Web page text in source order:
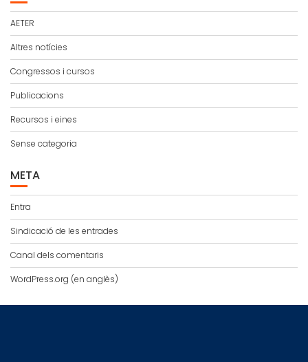
AETER
Altres notícies
Congressos i cursos
Publicacions
Recursos i eines
Sense categoria
META
Entra
Sindicació de les entrades
Canal dels comentaris
WordPress.org (en anglès)